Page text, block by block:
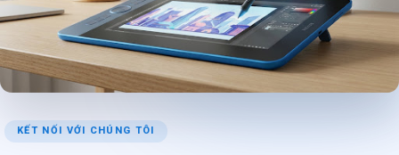
KẾT NỐI VỚI CHÚNG TÔI